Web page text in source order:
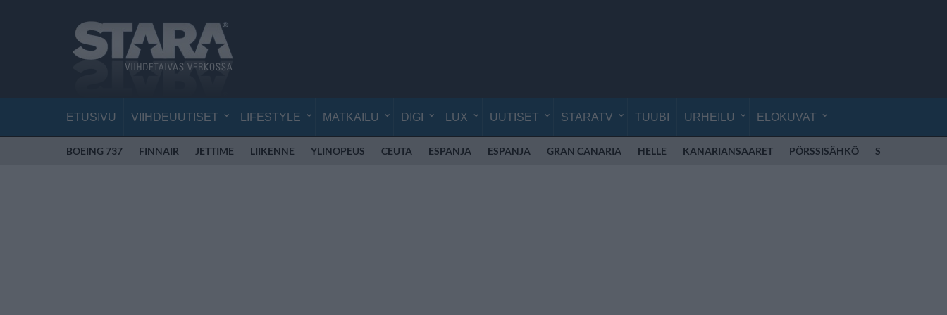
ETUSIVU VIIHDEUUTISET LIFESTYLE MATKAILU DIGI LUX UUTISET STARATV TUUBI URHEILU ELOKUVAT
BOEING 737 FINNAIR JETTIME LIIKENNE YLINOPEUS CEUTA ESPANJA ESPANJA GRAN CANARIA HELLE KANARIANSAARET PÖRSSISÄHKÖ SÄHKÖ